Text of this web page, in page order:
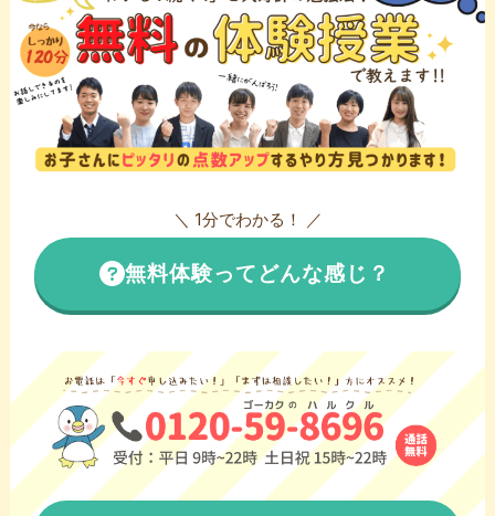
＼ 1分でわかる！ ／
無料体験ってどんな感じ？